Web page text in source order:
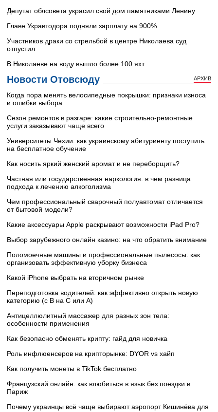
Депутат облсовета украсил свой дом памятниками Ленину
Главе Укравтодора подняли зарплату на 900%
Участников драки со стрельбой в центре Николаева суд
отпустил
В Николаеве на воду вышло более 100 яхт
Новости Отовсюду АРХИВ
Когда пора менять велосипедные покрышки: признаки износа
и ошибки выбора
Сезон ремонтов в разгаре: какие строительно-ремонтные
услуги заказывают чаще всего
Университеты Чехии: как украинскому абитуриенту поступить
на бесплатное обучение
Как носить яркий женский аромат и не переборщить?
Частная или государственная наркология: в чем разница
подхода к лечению алкоголизма
Чем профессиональный сварочный полуавтомат отличается
от бытовой модели?
Какие аксессуары Apple раскрывают возможности iPad Pro?
Выбор зарубежного онлайн казино: на что обратить внимание
Поломоечные машины и профессиональные пылесосы: как
организовать эффективную уборку бизнеса
Какой iPhone выбрать на вторичном рынке
Переподготовка водителей: как эффективно открыть новую
категорию (с B на C или А)
Антицеллюлитный массажер для разных зон тела:
особенности применения
Как безопасно обменять крипту: гайд для новичка
Роль инфлюенсеров на крипторынке: DYOR vs хайп
Как получить монеты в TikTok бесплатно
Французский онлайн: как влюбиться в язык без поездки в
Париж
Почему украинцы всё чаще выбирают аэропорт Кишинёва для